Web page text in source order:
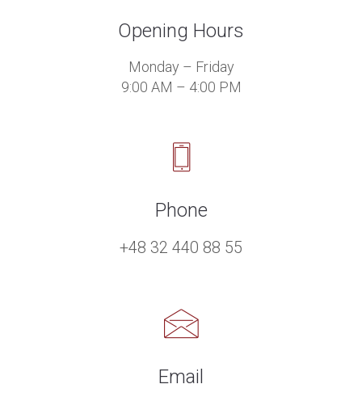
Opening Hours
Monday – Friday
9:00 AM – 4:00 PM
Phone
+48 32 440 88 55
Email